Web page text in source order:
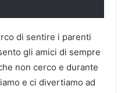
di sentire i parenti
gli amici di sempre
non cerco e durante
e ci divertiamo ad